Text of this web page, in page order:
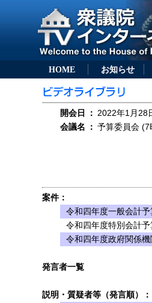
HOME お知らせ
開会日 ： 2022年1月28
会議名
： 予算委員会 (7
案件：
令和四年度一般会計予
令和四年度特別会計予
令和四年度政府関係
発言者一覧
説明・質疑者等（発言順）：